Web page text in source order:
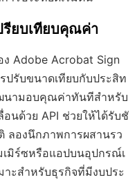
รียบเทียบคุณค่า
Adobe Acrobat Sign
รับขนาดเทียบกับประสิท
ามอบคุณค่าทันทีสำหรับ
นด้วย API ช่วยให้ได้รับชั
ลองนึกภาพการผสานรว
เมิร์ซหรือแอปบนอุปกรณ์เ
ะสำหรับธุรกิจที่มีงบประ